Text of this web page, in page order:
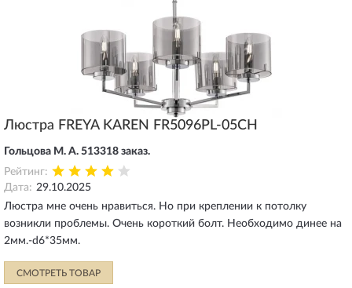
Люстра FREYA KAREN FR5096PL-05CH
Гольцова М. А. 513318 заказ.
Рейтинг:
Дата: 29.10.2025
Люстра мне очень нравиться. Но при креплении к потолку
возникли проблемы. Очень короткий болт. Необходимо динее на
2мм.-d6*35мм.
СМОТРЕТЬ ТОВАР